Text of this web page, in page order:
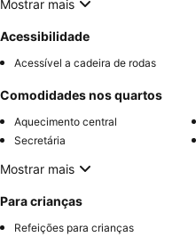
Mostrar mais
Acessibilidade
Acessível a cadeira de rodas
Comodidades nos quartos
Aquecimento central
Secretária
Mostrar mais
Para crianças
Refeições para crianças